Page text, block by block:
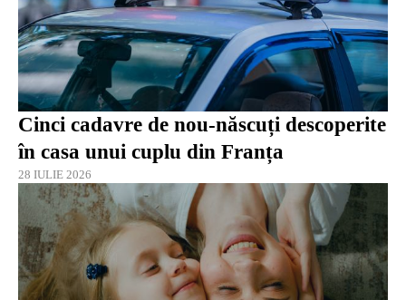
Cinci cadavre de nou-născuți descoperite
în casa unui cuplu din Franța
28 IULIE 2026